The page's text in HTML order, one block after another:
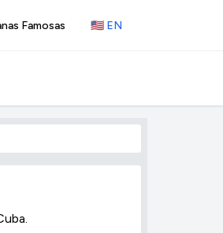
Famosas 🇺🇸 EN